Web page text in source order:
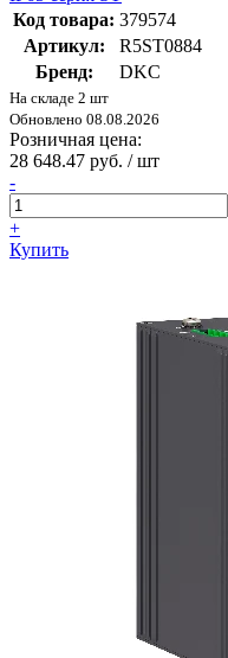
Код товара: 379574
Артикул:
R5ST0884
Бренд:
DKC
На складе 2 шт
Обновлено 08.08.2026
Розничная цена:
28 648.47 руб. / шт
-
+
Купить